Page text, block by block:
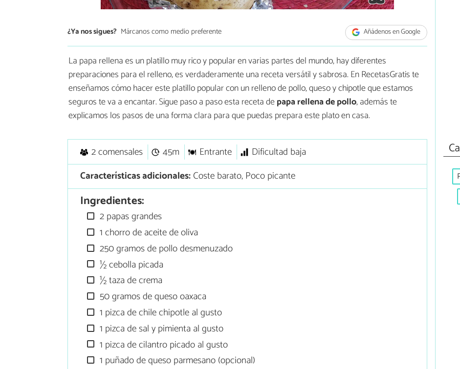
¿Ya nos sigues? Márcanos como medio preferente Añádenos en Google
La papa rellena es un platillo muy rico y popular en varias partes del mundo, hay diferentes
preparaciones para el relleno, es verdaderamente una receta versátil y sabrosa. En RecetasGratis te
enseñamos cómo hacer este platillo popular con un relleno de pollo, queso y chipotle que estamos
seguros te va a encantar. Sigue paso a paso esta receta depapa rellena de pollo, además te
explicamos los pasos de una forma clara para que puedas prepara este plato en casa.
2 comensales 45m Entrante
Dificultad baja
Características adicionales:Coste barato, Poco picante
Ingredientes:
2 papas grandes
1 chorro de aceite de oliva
250 gramos de pollo desmenuzado
½ cebolla picada
½ taza de crema
50 gramos de queso oaxaca
1 pizca de chile chipotle al gusto
1 pizca de sal y pimienta al gusto
1 pizca de cilantro picado al gusto
1 puñado de queso parmesano (opcional)